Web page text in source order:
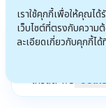
เครดิต1/3 อัปเก
เราใช้คุกกี้เพื่อให้คุณไ
เว็บไซต์ที่ตรงกับควา
ละเอียดเกี่ยวกับคุกกี้ได้